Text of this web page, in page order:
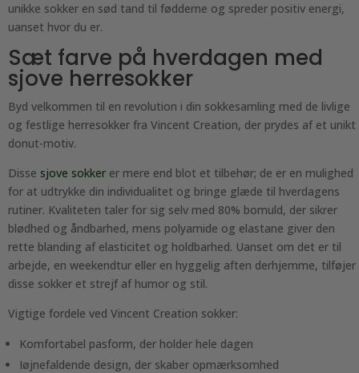
unikke sokker en sød tand til fødderne og spreder positiv energi,
uanset hvor du er.
Sæt farve på hverdagen med
sjove herresokker
Byd velkommen til en revolution i din sokkesamling med de livlige
og festlige herresokker fra Vincent Creation, der prydes af et unikt
donut-motiv.
Disse sjove sokker er mere end blot et tilbehør; de er en mulighed
for at udtrykke din individualitet og bringe glæde til hverdagens
rutiner. Kvaliteten taler for sig selv med 80% bomuld, der sikrer
blødhed og åndbarhed, mens polyamide og elastane giver den
rette blanding af elasticitet og holdbarhed. Uanset om det er til
arbejde, en weekendtur eller en hyggelig aften derhjemme, tilføjer
disse sokker et strejf af humor og stil.
Vigtige fordele ved Vincent Creation sokker:
Komfortabel pasform, der holder hele dagen
Iøjnefaldende design, der skaber opmærksomhed